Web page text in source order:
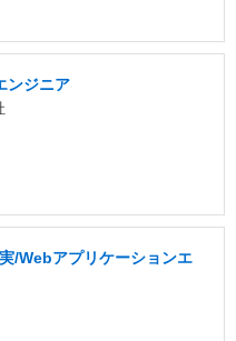
ンジニア
/Webアプリケーションエ